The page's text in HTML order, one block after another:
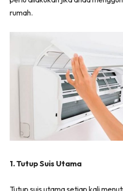
rumah.
1. Tutup Suis Utama